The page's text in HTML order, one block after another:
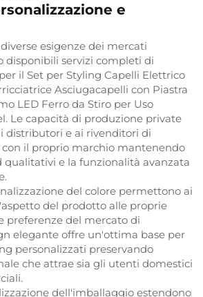
e
esigenze dei mercati
disponibili servizi completi di
il Set per Styling Capelli Elettrico
Asciugacapelli con Piastra
LED Ferro da Stiro per Uso
Le capacità di produzione private
distributori e ai rivenditori di
il proprio marchio mantenendo
qualitativi e la funzionalità avanzata
del colore permettono ai
del prodotto alle proprie
preferenze del mercato di
elegante offre un'ottima base per
personalizzati preservando
che attrae sia gli utenti domestici
dell'imballaggio estendono